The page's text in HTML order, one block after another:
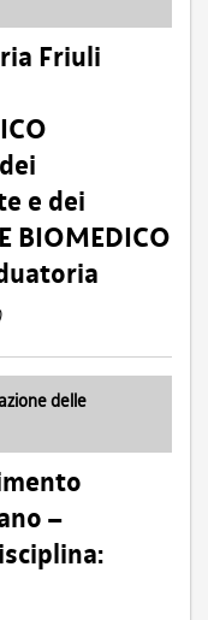
Friuli
e dei
BIOMEDICO
delle
–